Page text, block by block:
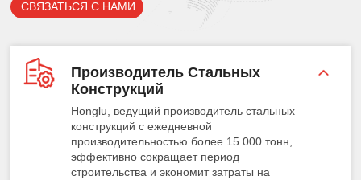
СВЯЗАТЬСЯ С НАМИ
Производитель Стальных
Конструкций
Honglu, ведущий производитель стальных
конструкций с ежедневной
производительностью более 15 000 тонн,
эффективно сокращает период
строительства и экономит затраты на